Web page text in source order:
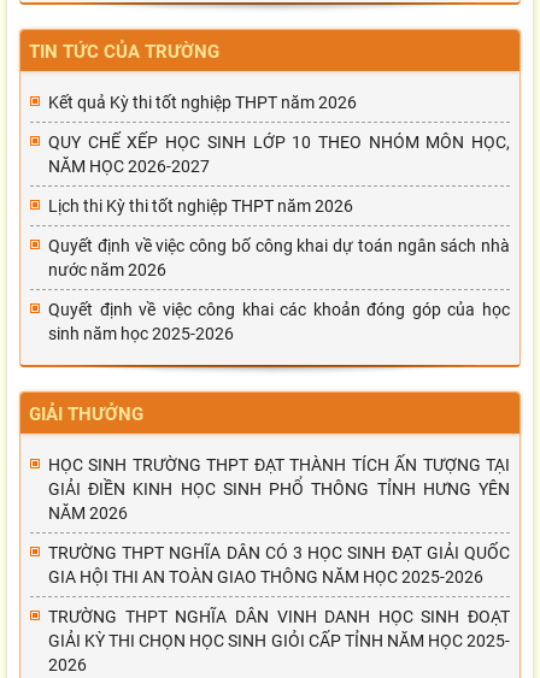
TIN TỨC CỦA TRƯỜNG
Kết quả Kỳ thi tốt nghiệp THPT năm 2026
QUY CHẾ XẾP HỌC SINH LỚP 10 THEO NHÓM MÔN HỌC,
NĂM HỌC 2026-2027
Lịch thi Kỳ thi tốt nghiệp THPT năm 2026
Quyết định về việc công bố công khai dự toán ngân sách nhà
nước năm 2026
Quyết định về việc công khai các khoản đóng góp của học
sinh năm học 2025-2026
GIẢI THƯỞNG
HỌC SINH TRƯỜNG THPT ĐẠT THÀNH TÍCH ẤN TƯỢNG TẠI
GIẢI ĐIỀN KINH HỌC SINH PHỔ THÔNG TỈNH HƯNG YÊN
NĂM 2026
TRƯỜNG THPT NGHĨA DÂN CÓ 3 HỌC SINH ĐẠT GIẢI QUỐC
GIA HỘI THI AN TOÀN GIAO THÔNG NĂM HỌC 2025-2026
TRƯỜNG THPT NGHĨA DÂN VINH DANH HỌC SINH ĐOẠT
GIẢI KỲ THI CHỌN HỌC SINH GIỎI CẤP TỈNH NĂM HỌC 2025-
2026